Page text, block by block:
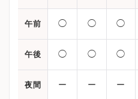
午前 ◯ ◯ ◯
午後 ◯ ◯ ◯
夜間 ー ー ー